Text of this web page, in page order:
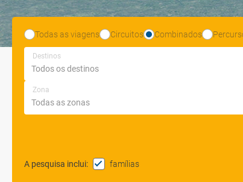
Todas as viagens Circuitos Combinados
Destinos
Zona
A pesquisa inclui: famílias